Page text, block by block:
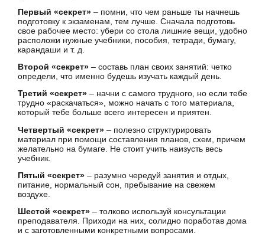
Первый «секрет» – помни, что чем раньше ты начнешь
подготовку к экзаменам, тем лучше. Сначала подготовь
свое рабочее место: убери со стола лишние вещи, удобно
расположи нужные учебники, пособия, тетради, бумагу,
карандаши и т. д.
Второй «секрет» – составь план своих занятий: четко
определи, что именно будешь изучать каждый день.
Третий «секрет» – начни с самого трудного, но если тебе
трудно «раскачаться», можно начать с того материала,
который тебе больше всего интересен и приятен.
Четвертый «секрет» – полезно структурировать
материал при помощи составления планов, схем, причем
желательно на бумаге. Не стоит учить наизусть весь
учебник.
Пятый «секрет» – разумно чередуй занятия и отдых,
питание, нормальный сон, пребывание на свежем
воздухе.
Шестой «секрет» – толково используй консультации
преподавателя. Приходи на них, солидно поработав дома
и с заготовленными конкретными вопросами.